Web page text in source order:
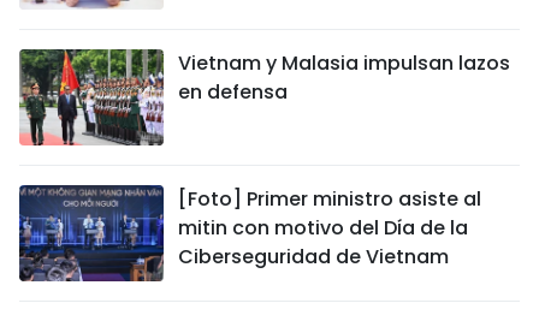
Vietnam y Malasia impulsan lazos
en defensa
[Foto] Primer ministro asiste al
mitin con motivo del Día de la
Ciberseguridad de Vietnam